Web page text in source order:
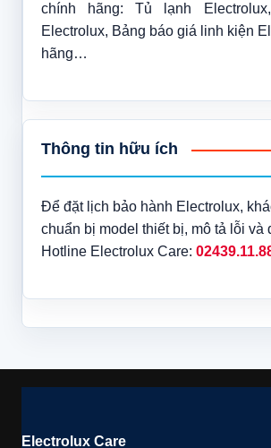
chính hãng: Tủ lạnh
Electrolux, Bảng báo giá linh kiện
hãng…
Thông tin hữu ích
Để đặt lịch bảo hành Electrolux,
chuẩn bị model thiết bị, mô tả lỗi và
Hotline Electrolux Care:
Electrolux Care